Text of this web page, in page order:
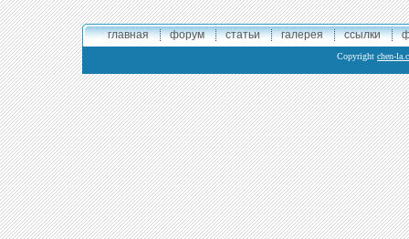
главная форум статьи галерея ссылки
Copyright chen-